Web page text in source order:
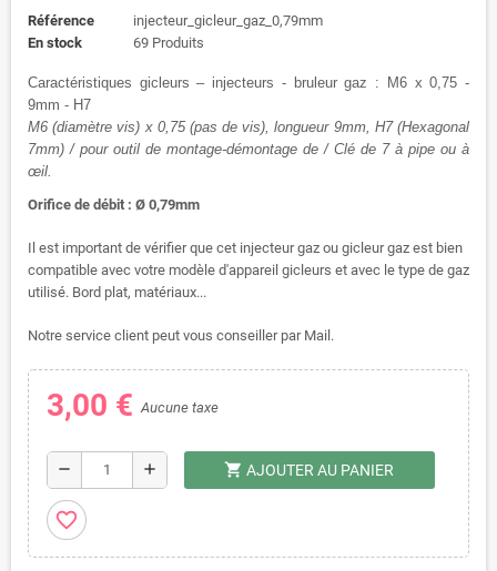
Référence
injecteur_gicleur_gaz_0,79mm
En stock
69 Produits
Caractéristiques gicleurs – injecteurs - bruleur gaz : M6 x 0,75 -
9mm - H7
M6 (diamètre vis) x 0,75 (pas de vis), longueur 9mm, H7 (Hexagonal
7mm) / pour outil de montage-démontage de / Clé de 7 à pipe ou à
œil.
Orifice de débit : Ø 0,79mm
Il est important de vérifier que cet injecteur gaz ou gicleur gaz est bien
compatible avec votre modèle d'appareil gicleurs et avec le type de gaz
utilisé. Bord plat, matériaux...
Notre service client peut vous conseiller par Mail.
3,00 €Aucune taxe
remove add shopping_cart AJOUTER AU PANIER
favorite_border